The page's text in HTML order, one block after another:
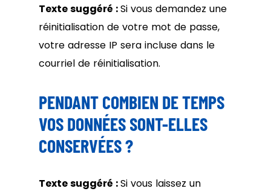
Texte suggéré :Si vous demandez une
réinitialisation de votre mot de passe,
votre adresse IP sera incluse dans le
courriel de réinitialisation.
PENDANT COMBIEN DE TEMPS
VOS DONNÉES SONT-ELLES
CONSERVÉES ?
Texte suggéré :Si vous laissez un